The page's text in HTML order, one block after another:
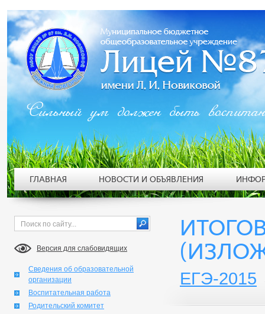
Версия для слабовидящих
Сведения об образовательной
организации
Воспитательная работа
Родительский комитет
ЕГЭ-2015
Сильный ум должен быть
ГЛАВНАЯ НОВОСТИ И ОБЪЯВЛЕНИЯ